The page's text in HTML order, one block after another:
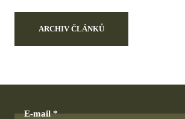
ARCHIV ČLÁNKŮ
E-mail